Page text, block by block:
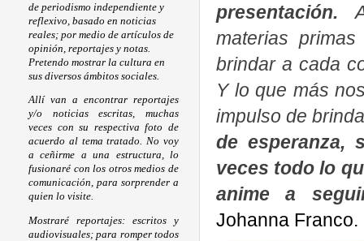
presentación.
materias
brindar a cada
Y lo que más
impulso de
de esperanza,
veces todo lo
anime a
Johanna Franco.
de periodismo independiente y
reflexivo, basado en noticias
reales; por medio de artículos de
opinión, reportajes y notas.
Pretendo mostrar la cultura en
sus diversos ámbitos sociales.
Allí van a encontrar reportajes
y/o noticias escritas, muchas
veces con su respectiva foto de
acuerdo al tema tratado. No voy
a ceñirme a una estructura, lo
fusionaré con los otros medios de
comunicación, para sorprender a
quien lo visite.
Mostraré reportajes: escritos y
audiovisuales; para romper todos